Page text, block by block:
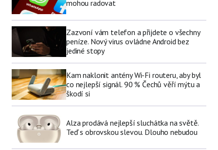
mohou radovat
Zazvoní vám telefon a přijdete o všechny
peníze. Nový virus ovládne Android bez
jediné stopy
Kam naklonit antény Wi-Fi routeru, aby byl
co nejlepší signál. 90 % Čechů věří mýtu a
škodí si
Alza prodává nejlepší sluchátka na světě.
Teď s obrovskou slevou. Dlouho nebudou